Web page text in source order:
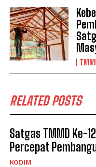
RELATED POSTS
Satgas TMMD Ke-
Percepat
KODIM